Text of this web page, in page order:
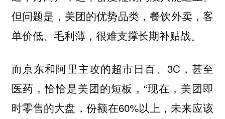
但问题是，美团的优势品类，餐饮外卖，客
单价低、毛利薄，很难支撑长期补贴战。
而京东和阿里主攻的超市日百、3C，甚至
医药，恰恰是美团的短板，“现在，美团即
时零售的大盘，份额在60%以上，未来应该